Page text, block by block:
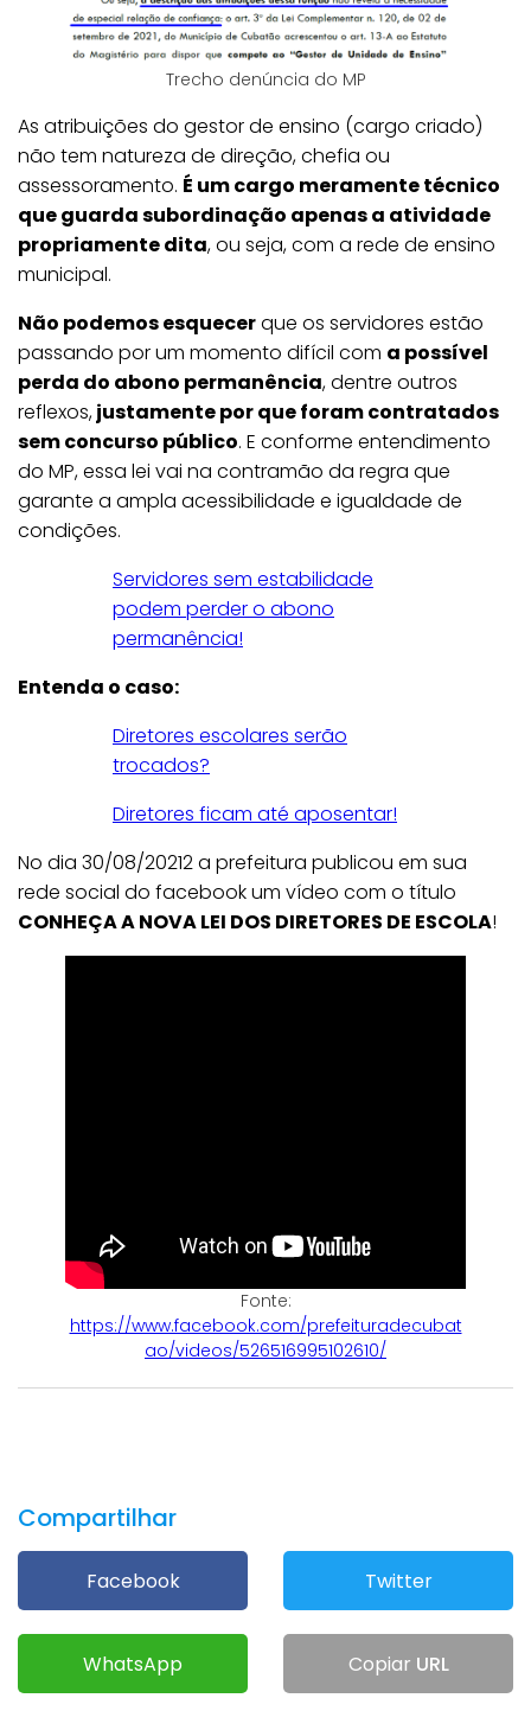
Trecho denúncia do MP
As atribuições do gestor de ensino (cargo criado)
não tem natureza de direção, chefia ou
assessoramento. É um cargo meramente técnico
que guarda subordinação apenas a atividade
propriamente dita, ou seja, com a rede de ensino
municipal.
Não podemos esquecerque os servidores estão
passando por um momento difícil com a possível
perda do abono permanência, dentre outros
reflexos,justamente por que foram contratados
sem concurso público. E conforme entendimento
do MP, essa lei vai na contramão da regra que
garante a ampla acessibilidade e igualdade de
condições.
Servidores sem estabilidade
podem perder o abono
permanência!
Entenda o caso:
Diretores escolares serão
trocados?
Diretores ficam até aposentar!
No dia 30/08/20212 a prefeitura publicou em sua
rede social do facebook um vídeo com o título
CONHEÇA A NOVA LEI DOS DIRETORES DE ESCOLA!
Fonte:
https://www.facebook.com/prefeituradecubat
ao/videos/526516995102610/
Compartilhar
Facebook Twitter
WhatsApp Copiar URL